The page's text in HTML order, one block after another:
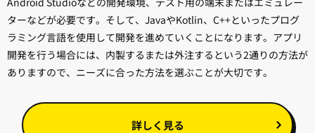
ターなどが必要です。そして、JavaやKotlin、C++といったプログ
ラミング言語を使用して開発を進めていくことになります。アプリ
開発を行う場合には、内製するまたは外注するという2通りの方法が
ありますので、ニーズに合った方法を選ぶことが大切です。
詳しく見る